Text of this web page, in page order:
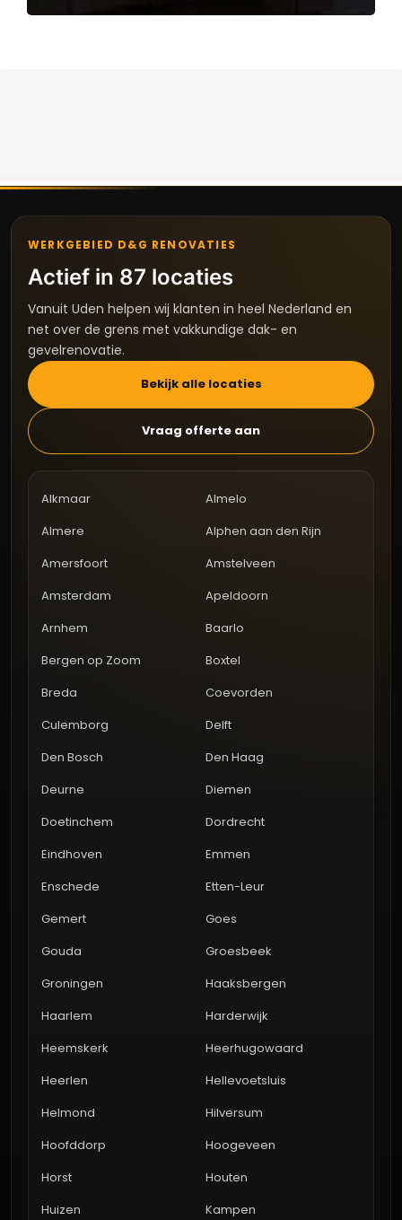
WERKGEBIED D&G RENOVATIES
Actief in 87 locaties
Vanuit Uden helpen wij klanten in heel Nederland en
net over de grens met vakkundige dak- en
gevelrenovatie.
Bekijk alle locaties
Vraag offerte aan
Alkmaar
Almelo
Almere
Alphen aan den Rijn
Amersfoort
Amstelveen
Amsterdam
Apeldoorn
Arnhem
Baarlo
Bergen op Zoom
Boxtel
Breda
Coevorden
Culemborg
Delft
Den Bosch
Den Haag
Deurne
Diemen
Doetinchem
Dordrecht
Eindhoven
Emmen
Enschede
Etten-Leur
Gemert
Goes
Gouda
Groesbeek
Groningen
Haaksbergen
Haarlem
Harderwijk
Heemskerk
Heerhugowaard
Heerlen
Hellevoetsluis
Helmond
Hilversum
Hoofddorp
Hoogeveen
Horst
Houten
Huizen
Kampen